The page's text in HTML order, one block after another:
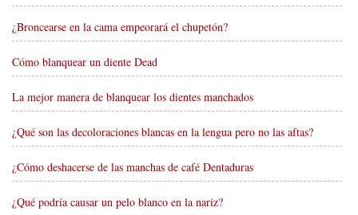
¿Broncearse en la cama empeorará el chupetón?
Cómo blanquear un diente Dead
La mejor manera de blanquear los dientes manchados
¿Qué son las decoloraciones blancas en la lengua pero no las aftas?
¿Cómo deshacerse de las manchas de café Dentaduras
¿Qué podría causar un pelo blanco en la nariz?